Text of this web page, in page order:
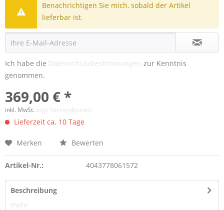
Benachrichtigen Sie mich, sobald der Artikel
lieferbar ist.
Ich habe die Datenschutzbestimmungen zur Kenntnis
genommen.
369,00 € *
inkl. MwSt. zzgl. Versandkosten
Lieferzeit ca. 10 Tage
Merken Bewerten
Artikel-Nr.: 4043778061572
Beschreibung
mehr